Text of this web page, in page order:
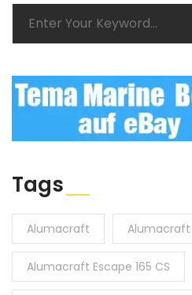
Tags
Alumacraft Alumacraft
Alumacraft Escape 165 CS